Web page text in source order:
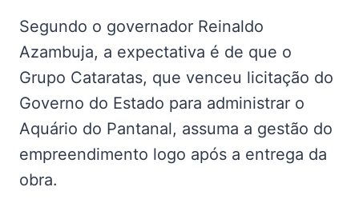
Segundo o governador Reinaldo
Azambuja, a expectativa é de que o
Grupo Cataratas, que venceu licitação do
Governo do Estado para administrar o
Aquário do Pantanal, assuma a gestão do
empreendimento logo após a entrega da
obra.